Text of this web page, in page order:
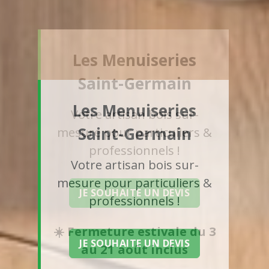
Les Menuiseries
Saint-Germain
Votre artisan bois sur-
mesure pour particuliers &
professionnels !
JE SOUHAITE UN DEVIS